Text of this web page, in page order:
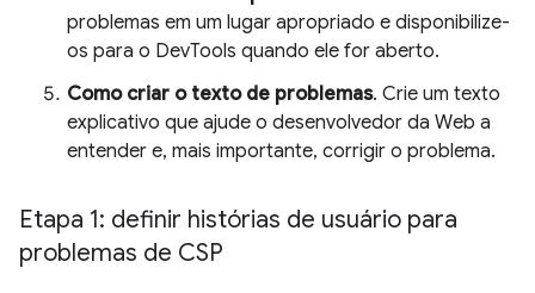
problemas em um lugar apropriado e disponibilize-
os para o DevTools quando ele for aberto.
Como criar o texto de problemas. Crie um texto
explicativo que ajude o desenvolvedor da Web a
entender e, mais importante, corrigir o problema.
Etapa 1: definir histórias de usuário para
problemas de CSP